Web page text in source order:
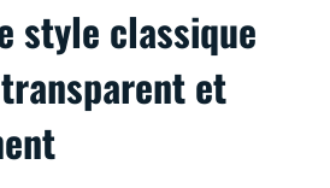
style classique
et